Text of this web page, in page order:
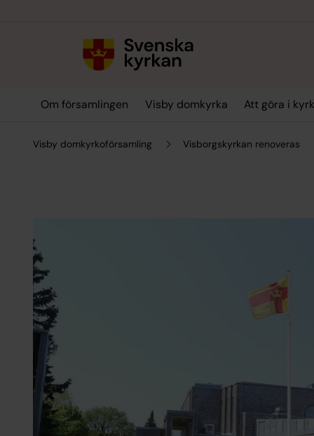
Om församlingen Visby domkyrka Att göra i
Visby domkyrkoförsamling Visborgskyrkan renoveras